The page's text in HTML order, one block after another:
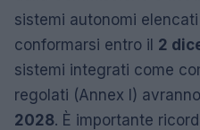
sistemi autonomi elencati
conformarsi entro il 2
sistemi integrati come
regolati (Annex I)
2028. È importante